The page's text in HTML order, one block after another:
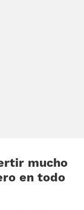
mucho
en todo